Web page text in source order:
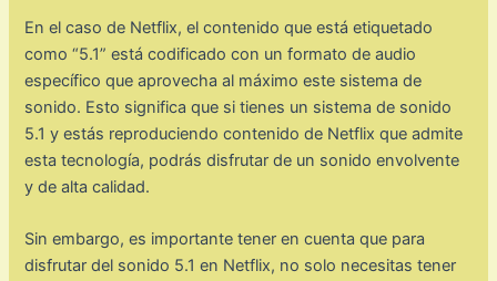
En el caso de Netflix, el contenido que está etiquetado
como “5.1” está codificado con un formato de audio
específico que aprovecha al máximo este sistema de
sonido. Esto significa que si tienes un sistema de sonido
5.1 y estás reproduciendo contenido de Netflix que admite
esta tecnología, podrás disfrutar de un sonido envolvente
y de alta calidad.
Sin embargo, es importante tener en cuenta que para
disfrutar del sonido 5.1 en Netflix, no solo necesitas tener